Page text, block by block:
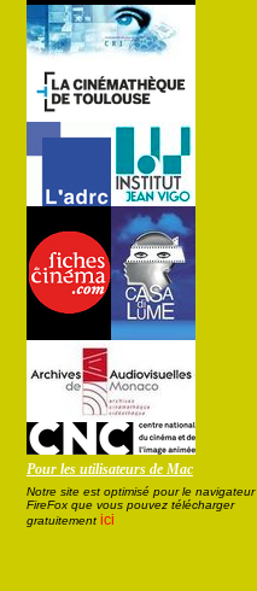
Pour les utilisateurs de Mac
Notre site est optimisé pour le navigateur
FireFox que vous pouvez télécharger
gratuitement ici